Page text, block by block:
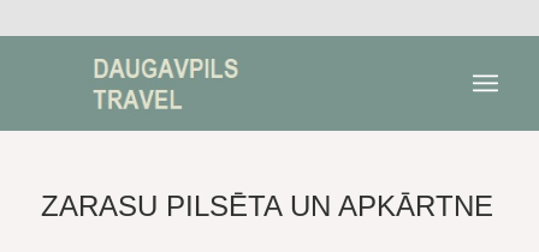
ZARASU PILSĒTA UN APKĀRTNE